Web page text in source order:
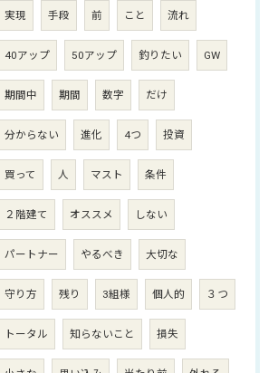
実現 手段 前 こと 流れ
40アップ 50アップ 釣りたい GW
期間中 期間 数字 だけ
分からない 進化 4つ 投資
買って 人 マスト 条件
２階建て オススメ しない
パートナー やるべき 大切な
守り方 残り 3組様 個人的 ３つ
トータル 知らないこと 損失